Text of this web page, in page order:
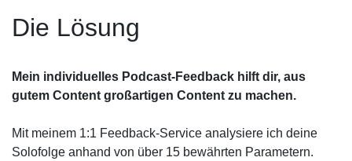
Die Lösung
Mein individuelles Podcast-Feedback hilft dir, aus
gutem Content großartigen Content zu machen.
Mit meinem 1:1 Feedback-Service analysiere ich deine
Solofolge anhand von über 15 bewährten Parametern.